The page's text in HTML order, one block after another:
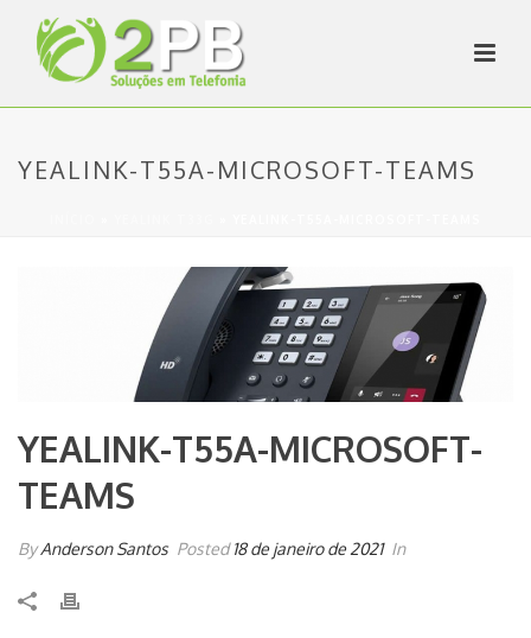
YEALINK-T55A-MICROSOFT-TEAMS
YEALINK-T55A-MICROSOFT-
TEAMS
ByAnderson Santos Posted18 de janeiro de 2021 In